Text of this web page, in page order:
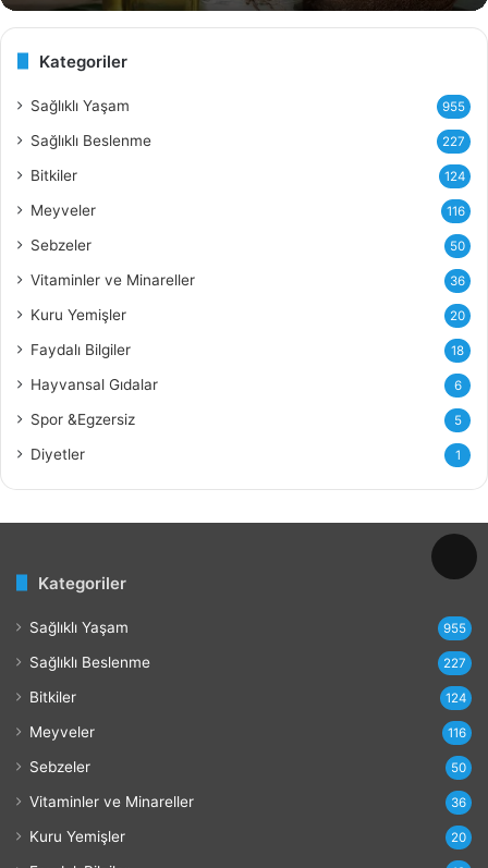
e
Kategoriler
Sağlıklı Yaşam 955
Sağlıklı Beslenme 227
Bitkiler 124
Meyveler 116
Sebzeler 50
Vitaminler ve Minareller 36
Kuru Yemişler 20
Faydalı Bilgiler 18
Hayvansal Gıdalar 6
Spor &Egzersiz 5
Diyetler 1
Kategoriler
Sağlıklı Yaşam 955
Sağlıklı Beslenme 227
Bitkiler 124
Meyveler 116
Sebzeler 50
Vitaminler ve Minareller 36
Kuru Yemişler 20